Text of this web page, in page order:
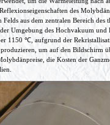
des
aus dem zentralen Bereich des
Umgebung des Hochvakuum und
1150 ℃, aufgrund der
um auf den Bildschirm
die Kosten der